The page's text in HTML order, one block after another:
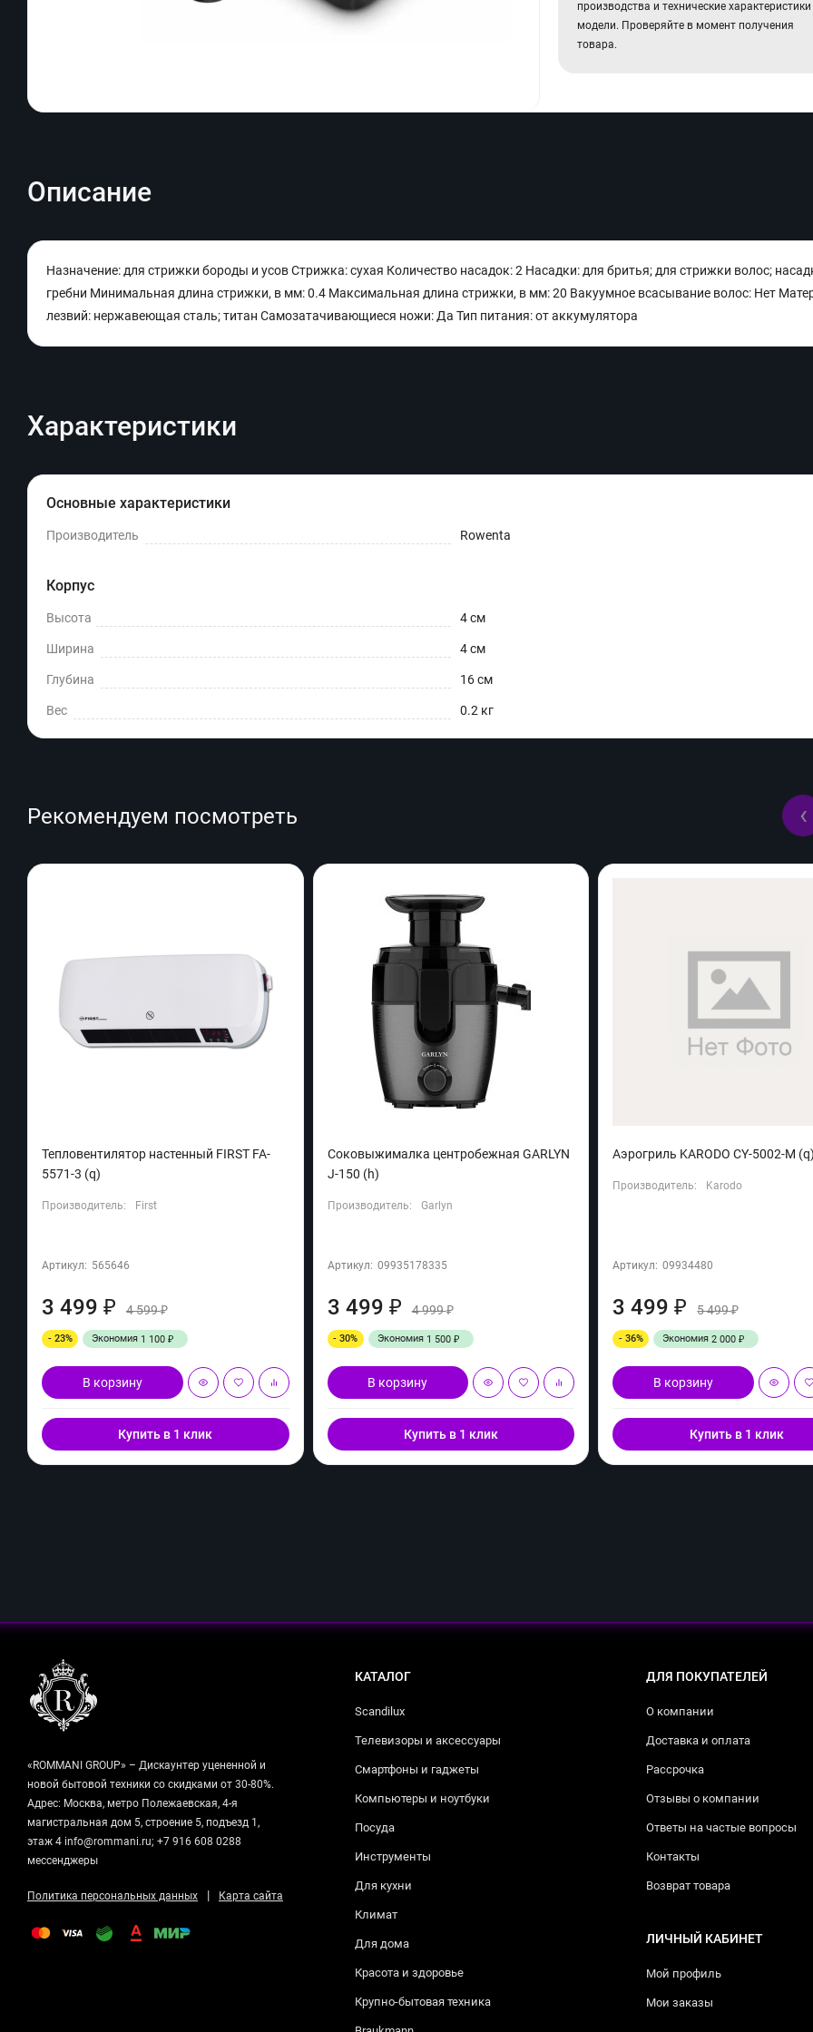
производства и технические характеристики
модели. Проверяйте в момент получения
товара.
Описание
Назначение: для стрижки бороды и усов Стрижка: сухая Количество насадок: 2 Насадки: для бритья; для стрижки волос;
гребни Минимальная длина стрижки, в мм: 0.4 Максимальная длина стрижки, в мм: 20 Вакуумное всасывание волос: Нет
лезвий: нержавеющая сталь; титан Самозатачивающиеся ножи: Да Тип питания: от аккумулятора
Характеристики
Основные характеристики
Производитель Rowenta
Корпус
Высота 4 см
Ширина 4 см
Глубина 16 см
Вес 0.2 кг
Рекомендуем посмотреть
Тепловентилятор настенный FIRST FA-
5571-3 (q)
Производитель: First
Артикул: 565646
3 499 ₽ 4 599₽
- 23% Экономия 1 100 ₽
В корзину
Купить в 1 клик
Соковыжималка центробежная GARLYN
J-150 (h)
Производитель: Garlyn
Артикул: 09935178335
3 499 ₽ 4 999₽
- 30% Экономия 1 500 ₽
В корзину
Купить в 1 клик
Аэрогриль KARODO CY-5002-M (q)
Производитель: Karodo
Артикул: 09934480
3 499₽ 5 499₽
- 36% Экономия2 000₽
В корзину
Купить в 1 клик
‹
«ROMMANI GROUP» – Дискаунтер уцененной и
новой бытовой техники со скидками от 30-80%.
Адрес: Москва, метро Полежаевская, 4-я
магистральная дом 5, строение 5, подъезд 1,
этаж 4 info@rommani.ru; +7 916 608 0288
мессенджеры
Политика персональных данных | Карта сайта
КАТАЛОГ
Scandilux
Телевизоры и аксессуары
Смартфоны и гаджеты
Компьютеры и ноутбуки
Посуда
Инструменты
Для кухни
Климат
Для дома
Красота и здоровье
Крупно-бытовая техника
ДЛЯ ПОКУПАТЕЛЕЙ
О компании
Доставка и оплата
Рассрочка
Отзывы о компании
Ответы на частые вопросы
Контакты
Возврат товара
ЛИЧНЫЙ КАБИНЕТ
Мой профиль
Мои заказы